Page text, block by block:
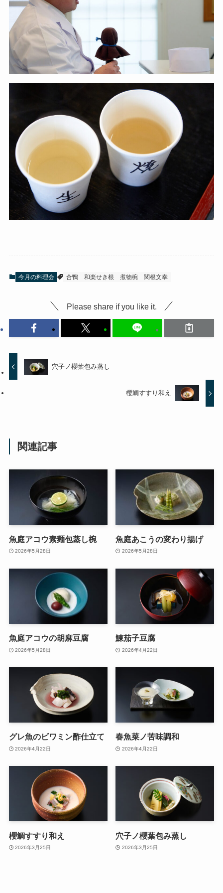
今月の料理会 合鴨 和楽せき根 煮物椀 関根文幸
Please share if you like it.
穴子ノ櫻葉包み蒸し
櫻鯛すすり和え
関連記事
魚庭アコウ素麺包蒸し椀
2026年5月28日
魚庭あこうの変わり揚げ
2026年5月28日
魚庭アコウの胡麻豆腐
2026年5月28日
鰊茄子豆腐
2026年4月22日
グレ魚のビワミン酢仕立て
2026年4月22日
春魚菜ノ苦味調和
2026年4月22日
櫻鯛すすり和え
2026年3月25日
穴子ノ櫻葉包み蒸し
2026年3月25日